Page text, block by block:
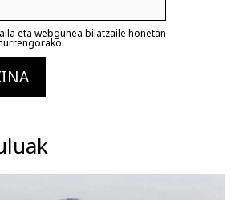
eta webgunea bilatzaile honetan